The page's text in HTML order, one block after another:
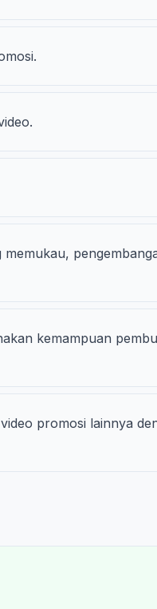
kemampuan
promosi lainnya